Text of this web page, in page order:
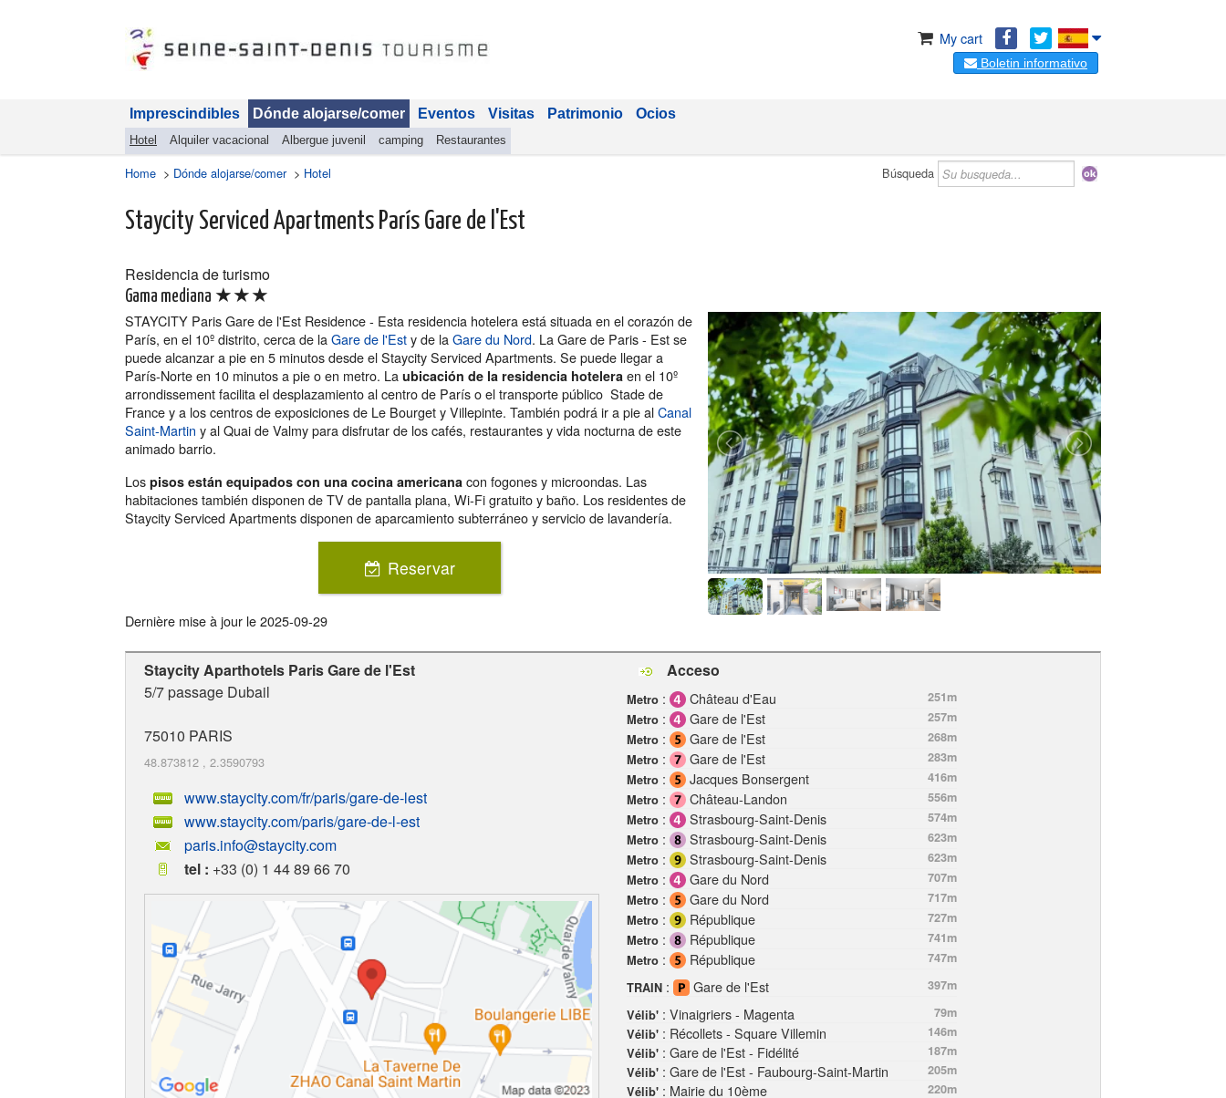
My cart
Boletin informativo
Imprescindibles Dónde alojarse/comer
Hotel Alquiler vacacional Albergue juvenil camping Restaurantes
Eventos Visitas Patrimonio Ocios
Home > Dónde alojarse/comer> Hotel Búsqueda
Staycity Serviced Apartments París Gare de l'Est
Residencia de turismo
Gama mediana ★★★
STAYCITY Paris Gare de l'Est Residence - Esta residencia hotelera está situada en el corazón de
París, en el 10º distrito, cerca de laGare de l'Esty de laGare du Nord. La Gare de Paris - Est se
puede alcanzar a pie en 5 minutos desde el Staycity Serviced Apartments. Se puede llegar a
París-Norte en 10 minutos a pie o en metro. La ubicación de la residencia hotelera en el 10º
arrondissement facilita el desplazamiento al centro de París o el transporte público Stade de
France y a los centros de exposiciones de Le Bourget y Villepinte. También podrá ir a pie alCanal
Saint-Martin y al Quai de Valmy para disfrutar de los cafés, restaurantes y vida nocturna de este
animado barrio.
Los pisos están equipados con una cocina americana con fogones y microondas. Las
habitaciones también disponen de TV de pantalla plana, Wi-Fi gratuito y baño. Los residentes de
Staycity Serviced Apartments disponen de aparcamiento subterráneo y servicio de lavandería.
Reservar
Dernière mise à jour le2025-09-29
Staycity Aparthotels Paris Gare de l'Est
5/7 passage Dubail
75010 PARIS
48.873812 , 2.3590793
www.staycity.com/fr/paris/gare-de-lest
www.staycity.com/paris/gare-de-l-est
paris.info@staycity.com
tel : +33 (0) 1 44 89 66 70
Acceso
Metro : Château d'Eau
251m
Metro : Gare de l'Est
257m
Metro : Gare de l'Est
268m
Metro : Gare de l'Est
283m
Metro : Jacques Bonsergent
416m
Metro : Château-Landon
556m
Metro : Strasbourg-Saint-Denis
574m
Metro : Strasbourg-Saint-Denis
623m
Metro : Strasbourg-Saint-Denis
623m
Metro : Gare du Nord
707m
Metro : Gare du Nord
717m
Metro : République
727m
Metro : République
741m
Metro : République
747m
TRAIN : Gare de l'Est
397m
Vélib' : Vinaigriers - Magenta
79m
Vélib' : Récollets - Square Villemin
146m
Vélib' : Gare de l'Est - Fidélité
187m
Vélib' : Gare de l'Est - Faubourg-Saint-Martin
205m
Vélib' : Mairie du 10ème
220m